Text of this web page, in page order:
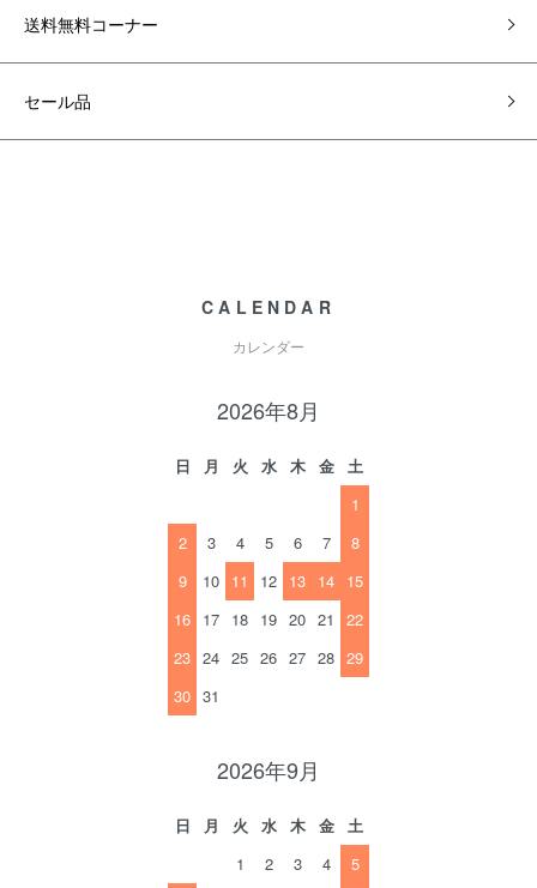
送料無料コーナー
セール品
CALENDAR
カレンダー
2026年8月
日 月 火 水 木 金
土
1
2
3 4 5 6 7
8
9
10 11 12 13 14 15
16 17 18 19 20 21
22
23 24 25 26 27 28 29
30 31
2026年9月
日 月 火 水 木 金
土
1
2 3 4
5